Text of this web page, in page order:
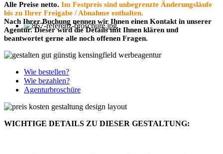
Alle Preise netto. Im Festpreis sind unbegrenzte Änderungsläufe
bis zu Ihrer Freigabe / Abnahme enthalten.
Nach Ihrer Buchung nennen wir Ihnen einen Kontakt in unserer
Agentur. Dieser wird die Details mit Ihnen klären und
beantwortet gerne alle noch offenen Fragen.
Wie bestellen?
Wie bezahlen?
Agenturbroschüre
WICHTIGE DETAILS ZU DIESER GESTALTUNG: